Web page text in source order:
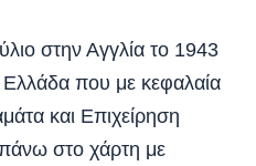
στην Αγγλία το 1943
Ελλάδα που με κεφαλαία
και Επιχείρηση
στο χάρτη με